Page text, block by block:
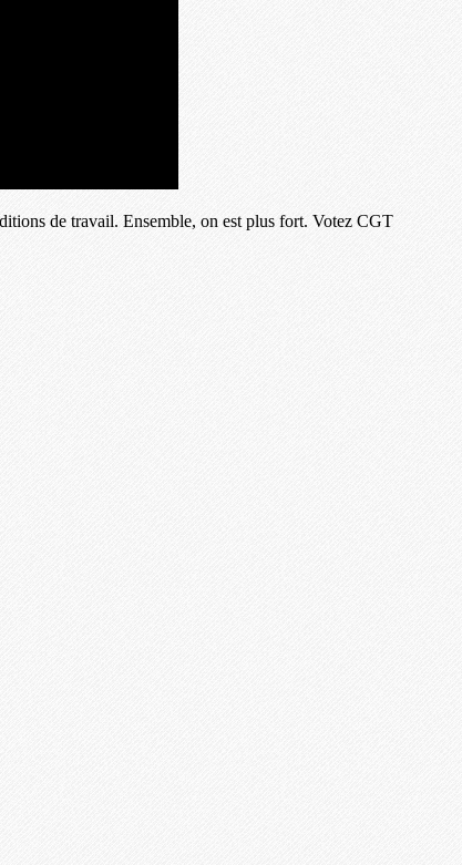
de travail. Ensemble, on est plus fort. Votez CGT